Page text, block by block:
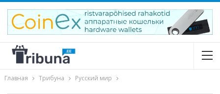
Главная Трибуна Русский мир